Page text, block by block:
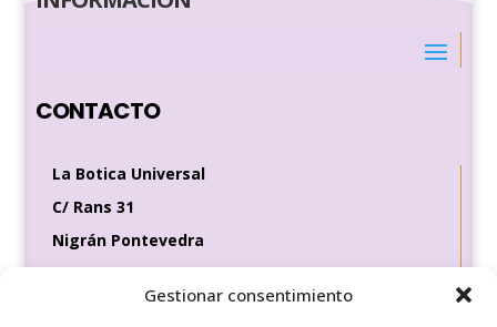
Gestionar consentimiento
CONTACTO
La Botica Universal
C/ Rans 31
Nigrán Pontevedra
36370
Tel de contacto